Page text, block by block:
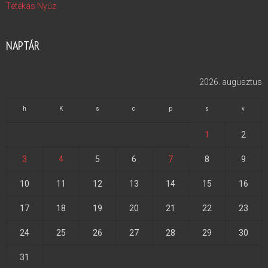
Tétékás Nyúz
NAPTÁR
2026. augusztus
h K s c p s v
1 2
3 4 5 6 7 8 9
10 11 12 13 14 15 16
17 18 19 20 21 22 23
24 25 26 27 28 29 30
31